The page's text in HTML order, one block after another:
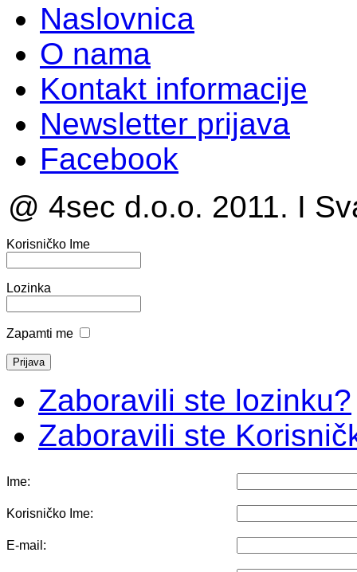
Naslovnica
O nama
Kontakt informacije
Newsletter prijava
Facebook
@ 4sec d.o.o. 2011. I
Korisničko Ime
Lozinka
Zapamti me
Zaboravili ste lozinku?
Zaboravili ste
Ime:
Korisničko Ime:
E-mail: